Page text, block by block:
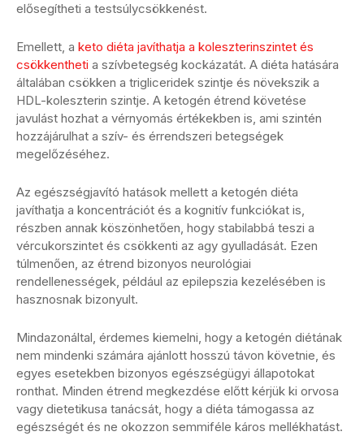
elősegítheti a testsúlycsökkenést.
Emellett, a keto diéta javíthatja a koleszterinszintet és
csökkentheti a szívbetegség kockázatát. A diéta hatására
általában csökken a trigliceridek szintje és növekszik a
HDL-koleszterin szintje. A ketogén étrend követése
javulást hozhat a vérnyomás értékekben is, ami szintén
hozzájárulhat a szív- és érrendszeri betegségek
megelőzéséhez.
Az egészségjavító hatások mellett a ketogén diéta
javíthatja a koncentrációt és a kognitív funkciókat is,
részben annak köszönhetően, hogy stabilabbá teszi a
vércukorszintet és csökkenti az agy gyulladását. Ezen
túlmenően, az étrend bizonyos neurológiai
rendellenességek, például az epilepszia kezelésében is
hasznosnak bizonyult.
Mindazonáltal, érdemes kiemelni, hogy a ketogén diétának
nem mindenki számára ajánlott hosszú távon követnie, és
egyes esetekben bizonyos egészségügyi állapotokat
ronthat. Minden étrend megkezdése előtt kérjük ki orvosa
vagy dietetikusa tanácsát, hogy a diéta támogassa az
egészségét és ne okozzon semmiféle káros mellékhatást.